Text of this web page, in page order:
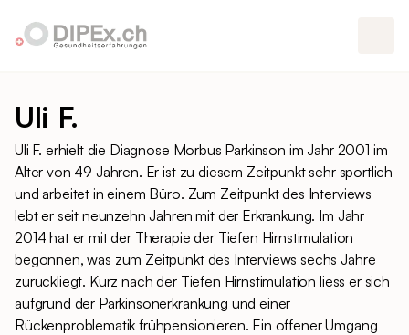
Uli F.
Uli F. erhielt die Diagnose Morbus Parkinson im Jahr 2001 im
Alter von 49 Jahren. Er ist zu diesem Zeitpunkt sehr sportlich
und arbeitet in einem Büro. Zum Zeitpunkt des Interviews
lebt er seit neunzehn Jahren mit der Erkrankung. Im Jahr
2014 hat er mit der Therapie der Tiefen Hirnstimulation
begonnen, was zum Zeitpunkt des Interviews sechs Jahre
zurückliegt. Kurz nach der Tiefen Hirnstimulation liess er sich
aufgrund der Parkinsonerkrankung und einer
Rückenproblematik frühpensionieren. Ein offener Umgang